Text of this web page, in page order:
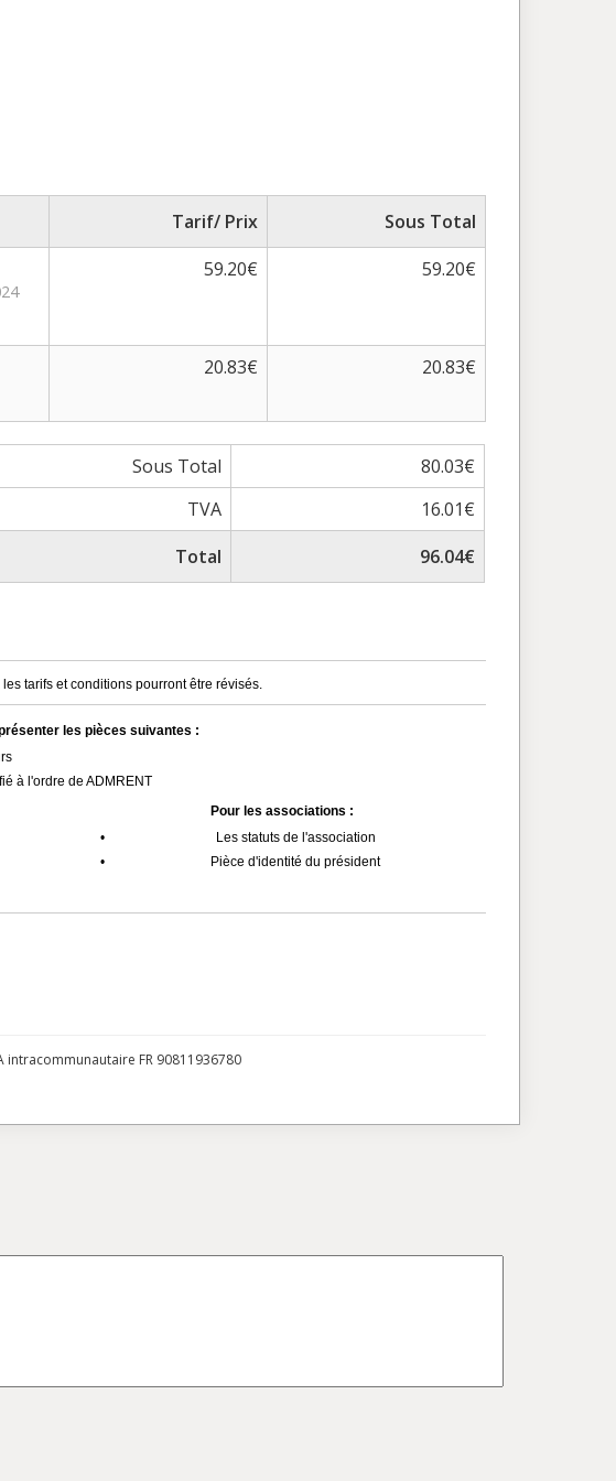
Tarif/ Prix
Sous Total
59.20€ 59.20€
20.83€ 20.83€
Sous Total
80.03€
TVA
16.01€
Total
96.04€
tarifs et conditions pourront être révisés.
les pièces suivantes :
à l'ordre de ADMRENT
Pour les associations :
•
Les statuts de l'association
•
Pièce d'identité du président
intracommunautaire FR 90811936780